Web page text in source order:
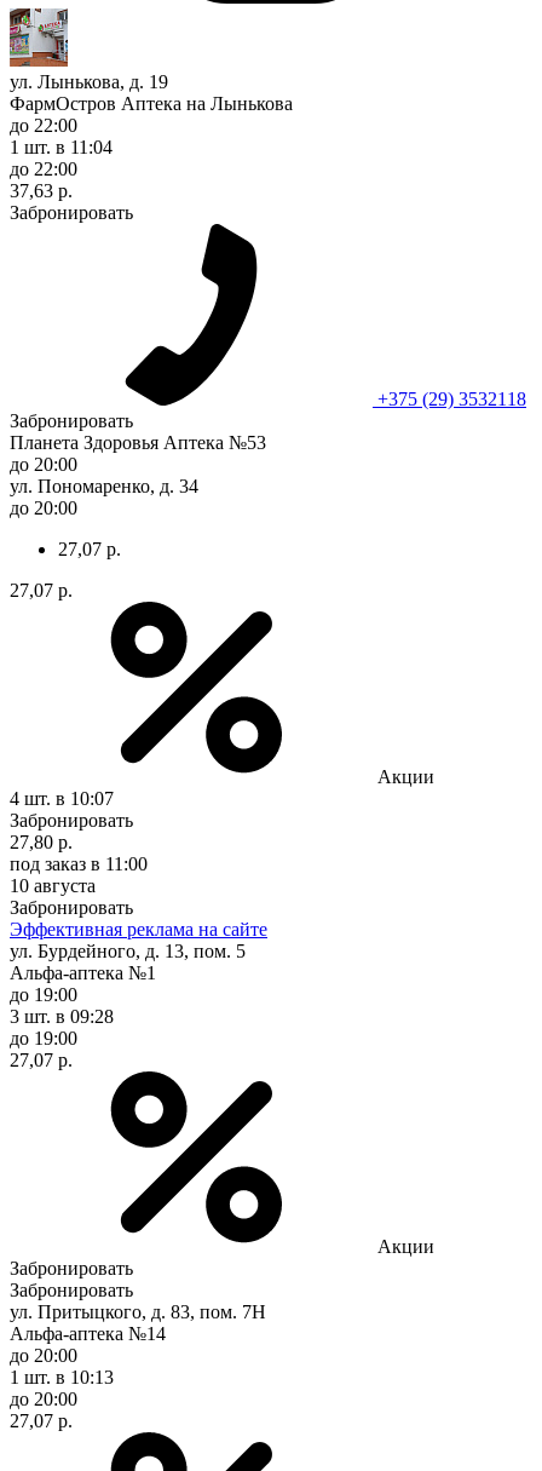
ул. Лынькова, д. 19
ФармОстров Аптека на Лынькова
до 22:00
1 шт. в 11:04
до 22:00
37,63 р.
Забронировать
+375 (29) 3532118
Забронировать
Планета Здоровья Аптека №53
до 20:00
ул. Пономаренко, д. 34
до 20:00
27,07 р.
27,07 р.
Акции
4 шт. в 10:07
Забронировать
27,80 р.
под заказ в 11:00
10 августа
Забронировать
Эффективная реклама на сайте
ул. Бурдейного, д. 13, пом. 5
Альфа-аптека №1
до 19:00
3 шт. в 09:28
до 19:00
27,07 р.
Акции
Забронировать
Забронировать
ул. Притыцкого, д. 83, пом. 7Н
Альфа-аптека №14
до 20:00
1 шт. в 10:13
до 20:00
27,07 р.